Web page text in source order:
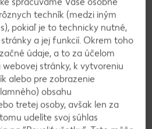
sa používa v rôznych kulinárskych
a upiecť na panvici s maslom,
na krémovú paštétu je
V polievkach a dusených
hodnotu. A v niektorých
všalátoch– pre extra chuť a
techník (medzi iným
pokiaľ je to technicky nutné,
a jej funkcií. Okrem toho
údaje, a to za účelom
stránky, k vytvoreniu
alebo pre zobrazenie
obsahu
tretej osoby, avšak len za
udelíte svoj súhlas